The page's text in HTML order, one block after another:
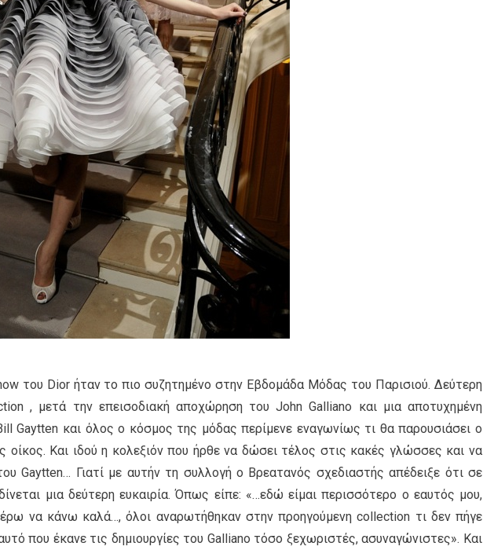
του Dior ήταν το πιο συζητημένο στην Εβδομάδα Μόδας του Παρισιού. Δεύτερη
, μετά την επεισοδιακή αποχώρηση του John Galliano και μια αποτυχημένη
Gaytten και όλος ο κόσμος της μόδας περίμενε εναγωνίως τι θα παρουσιάσει ο
οίκος. Και ιδού η κολεξιόν που ήρθε να δώσει τέλος στις κακές γλώσσες και να
Gaytten… Γιατί με αυτήν τη συλλογή ο Βρεατανός σχεδιαστής απέδειξε ότι σε
μια δεύτερη ευκαιρία. Όπως είπε: «…εδώ είμαι περισσότερο ο εαυτός μου,
να κάνω καλά…, όλοι αναρωτήθηκαν στην προηγούμενη collection τι δεν πήγε
που έκανε τις δημιουργίες του Galliano τόσο ξεχωριστές, ασυναγώνιστες». Και